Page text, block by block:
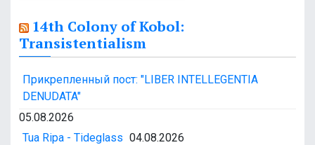
14th Colony of Kobol:
Transistentialism
Прикрепленный пост: "LIBER INTELLEGENTIA
DENUDATA"
05.08.2026
Tua Ripa - Tideglass 04.08.2026